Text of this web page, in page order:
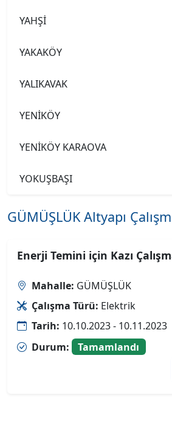
YAHŞİ
YAKAKÖY
YALIKAVAK
YENİKÖY
YENİKÖY KARAOVA
YOKUŞBAŞI
GÜMÜŞLÜK Altyapı
Enerji Temini için Kazı
Mahalle: GÜMÜŞLÜK
Çalışma Türü: Elektrik
Tarih: 10.10.2023 - 10.11.2023
Durum:
Tamamlandı